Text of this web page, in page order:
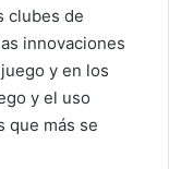
clubes de
innovaciones
y en los
y el uso
que más se